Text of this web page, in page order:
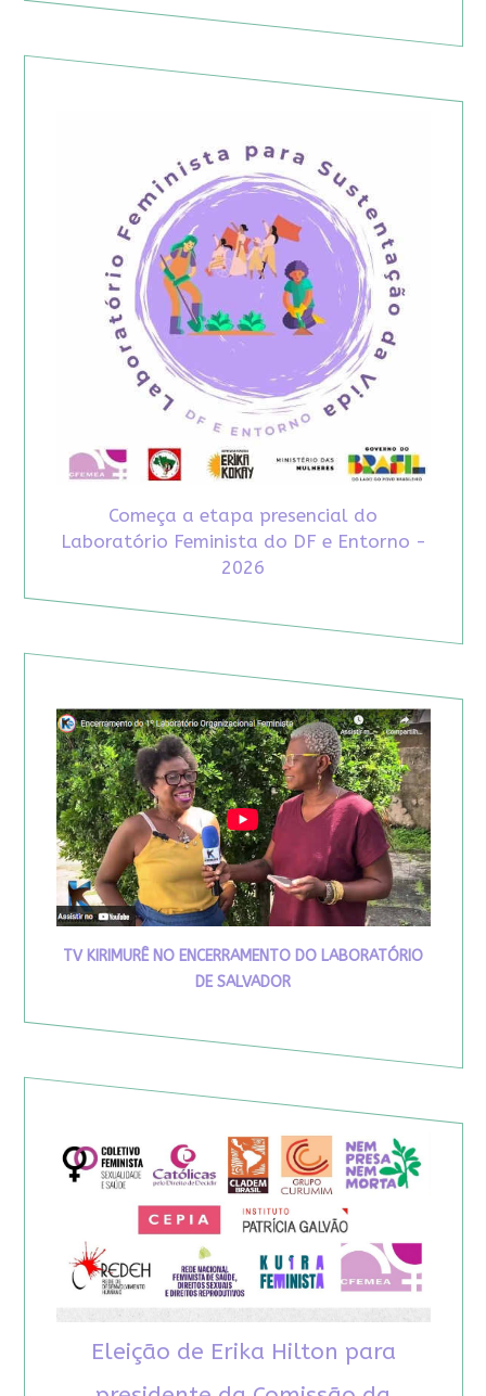
Começa a etapa presencial do
Laboratório Feminista do DF e Entorno -
2026
TV KIRIMURÊ NO ENCERRAMENTO DO LABORATÓRIO
DE SALVADOR
Eleição de Erika Hilton para